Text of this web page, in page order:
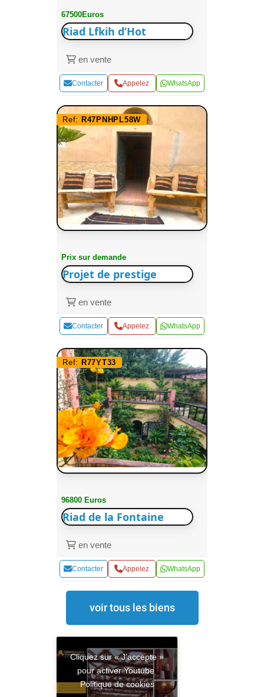
67500Euros
Riad Lfkih d’Hot
en vente
Contacter Appelez WhatsApp
Ref: R47PNHPL58W
Prix sur demande
Projet de prestige
en vente
Contacter Appelez WhatsApp
Ref: R77YT33
96800 Euros
Riad de la Fontaine
en vente
Contacter Appelez WhatsApp
voir tous les biens
Cliquez sur « J’accepte »
pour activer Youtube
Politique de cookies